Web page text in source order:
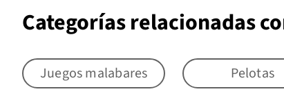
Categorías relacionadas
Juegos malabares Pelotas